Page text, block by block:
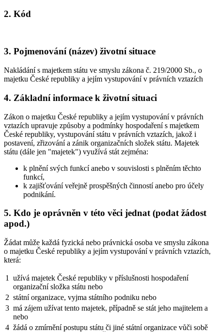
2. Kód
3. Pojmenování (název) životní situace
Nakládání s majetkem státu ve smyslu zákona č. 219/2000 Sb., o
majetku České republiky a jejím vystupování v právních vztazích
4. Základní informace k životní situaci
Zákon o majetku České republiky a jejím vystupování v právních
vztazích upravuje způsoby a podmínky hospodaření s majetkem
České republiky, vystupování státu v právních vztazích, jakož i
postavení, zřizování a zánik organizačních složek státu. Majetek
státu (dále jen "majetek") využívá stát zejména:
k plnění svých funkcí anebo v souvislosti s plněním těchto
funkcí,
k zajišťování veřejně prospěšných činností anebo pro účely
podnikání.
5. Kdo je oprávněn v této věci jednat (podat žádost
apod.)
Žádat může každá fyzická nebo právnická osoba ve smyslu zákona
o majetku České republiky a jejím vystupování v právních vztazích,
která:
1
užívá majetek České republiky v příslušnosti hospodaření
organizační složka státu nebo
2 státní organizace, vyjma státního podniku nebo
3 má zájem užívat tento majetek, případně se stát jeho majitelem a
nebo
4 žádá o zmírnění postupu státu či jiné státní organizace vůči sobě